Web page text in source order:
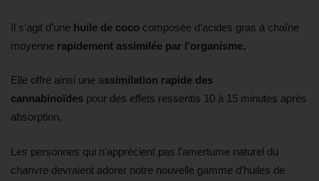
Il s’agit d’une huile de coco composée d’acides gras à chaîne
moyenne rapidement assimilée par l’organisme.
Elle offre ainsi une assimilation rapide des
cannabinoïdes pour des effets ressentis 10 à 15 minutes après
absorption.
Les personnes qui n’apprécient pas l’amertume naturel du
chanvre devraient adorer notre nouvelle gamme d’huiles de